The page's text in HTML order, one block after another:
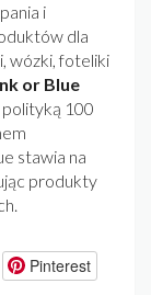
i
dla
wózki, foteliki
or Blue
polityką 100
stawia na
produkty
Pinterest